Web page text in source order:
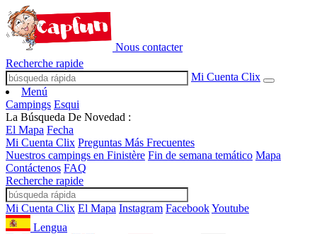
Nous contacter
Recherche rapide
Mi Cuenta Clix
Menú
Campings Esqui
La Búsqueda De Novedad :
El Mapa Fecha
Mi Cuenta Clix Preguntas Más Frecuentes
Nuestros campings en Finistère Fin de semana temático Mapa
Contáctenos FAQ
Recherche rapide
Mi Cuenta Clix El Mapa Instagram FacebookYoutube
Lengua